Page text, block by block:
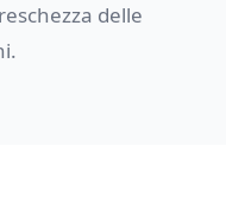
delle